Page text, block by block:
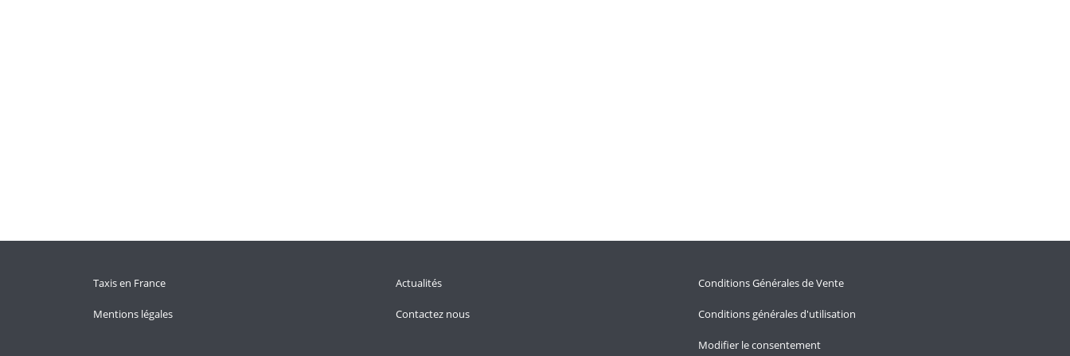
Taxis en France
Mentions légales
Actualités
Contactez nous
Conditions Générales de Vente
Conditions générales d'utilisation
Modifier le consentement